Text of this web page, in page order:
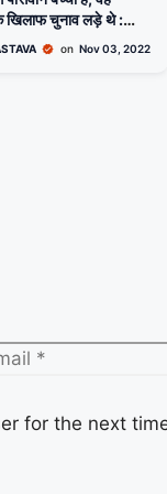
चुनाव लड़े थे :
on Nov 03, 2022
for the next